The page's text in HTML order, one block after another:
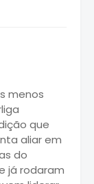
menos
que
aliar em
do
já rodaram